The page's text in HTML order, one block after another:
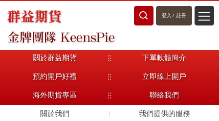
登入 / 註冊
關於群益期貨 下單軟體簡介
預約開戶好禮 立即線上開戶
海外期貨專區 聯絡我們
關於我們 我們提供的服務